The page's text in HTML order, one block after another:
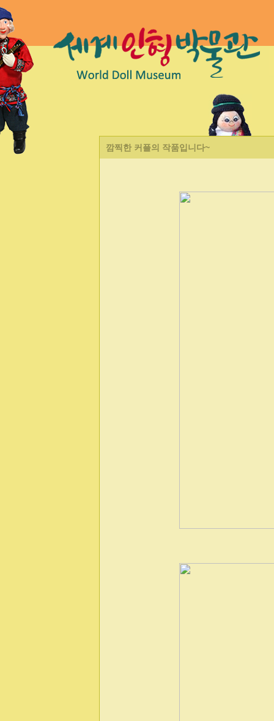
깜찍한 커플의 작품입니다~